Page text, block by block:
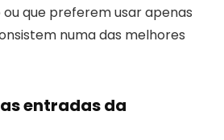
que preferem usar apenas
numa das melhores
entradas da